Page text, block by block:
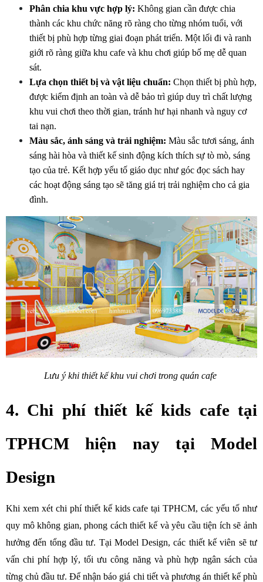
Phân chia khu vực hợp lý: Không gian cần được chia
thành các khu chức năng rõ ràng cho từng nhóm tuổi, với
thiết bị phù hợp từng giai đoạn phát triển. Một lối đi và ranh
giới rõ ràng giữa khu cafe và khu chơi giúp bố mẹ dễ quan
sát.
Lựa chọn thiết bị và vật liệu chuẩn: Chọn thiết bị phù hợp,
được kiểm định an toàn và dễ bảo trì giúp duy trì chất lượng
khu vui chơi theo thời gian, tránh hư hại nhanh và nguy cơ
tai nạn.
Màu sắc, ánh sáng và trải nghiệm: Màu sắc tươi sáng, ánh
sáng hài hòa và thiết kế sinh động kích thích sự tò mò, sáng
tạo của trẻ. Kết hợp yếu tố giáo dục như góc đọc sách hay
các hoạt động sáng tạo sẽ tăng giá trị trải nghiệm cho cả gia
đình.
Lưu ý khi thiết kế khu vui chơi trong quán cafe
4. Chi phí thiết kế kids cafe tại
TPHCM hiện nay tại Model
Design
Khi xem xét chi phí thiết kế kids cafe tại TPHCM, các yếu tố như
quy mô không gian, phong cách thiết kế và yêu cầu tiện ích sẽ ảnh
hưởng đến tổng đầu tư. Tại Model Design, các thiết kế viên sẽ tư
vấn chi phí hợp lý, tối ưu công năng và phù hợp ngân sách của
từng chủ đầu tư. Để nhận báo giá chi tiết và phương án thiết kế phù